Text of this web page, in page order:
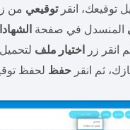
توقيعك، انقرتوقيعي من
المنسدل في صفحة
انقر زراختيار ملف
ثم انقرحفظ لحفظ